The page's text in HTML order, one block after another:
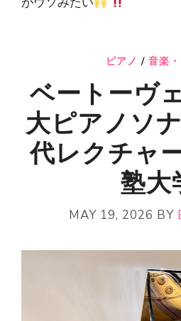
ピアノ / 音楽
ベートーヴ
大ピアノソ
代レクチャ
塾大
MAY 19, 2026 BY